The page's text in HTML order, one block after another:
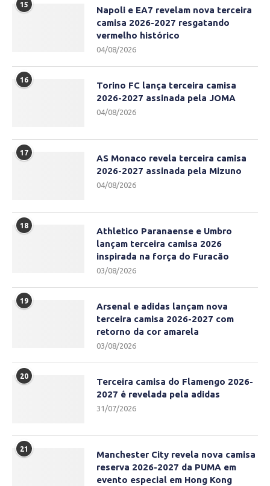
15
Napoli e EA7 revelam nova terceira
camisa 2026-2027 resgatando
vermelho histórico
04/08/2026
16
Torino FC lança terceira camisa
2026-2027 assinada pela JOMA
04/08/2026
17
AS Monaco revela terceira camisa
2026-2027 assinada pela Mizuno
04/08/2026
18
Athletico Paranaense e Umbro
lançam terceira camisa 2026
inspirada na força do Furacão
03/08/2026
19
Arsenal e adidas lançam nova
terceira camisa 2026-2027 com
retorno da cor amarela
03/08/2026
20
Terceira camisa do Flamengo 2026-
2027 é revelada pela adidas
31/07/2026
21
Manchester City revela nova camisa
reserva 2026-2027 da PUMA em
evento especial em Hong Kong